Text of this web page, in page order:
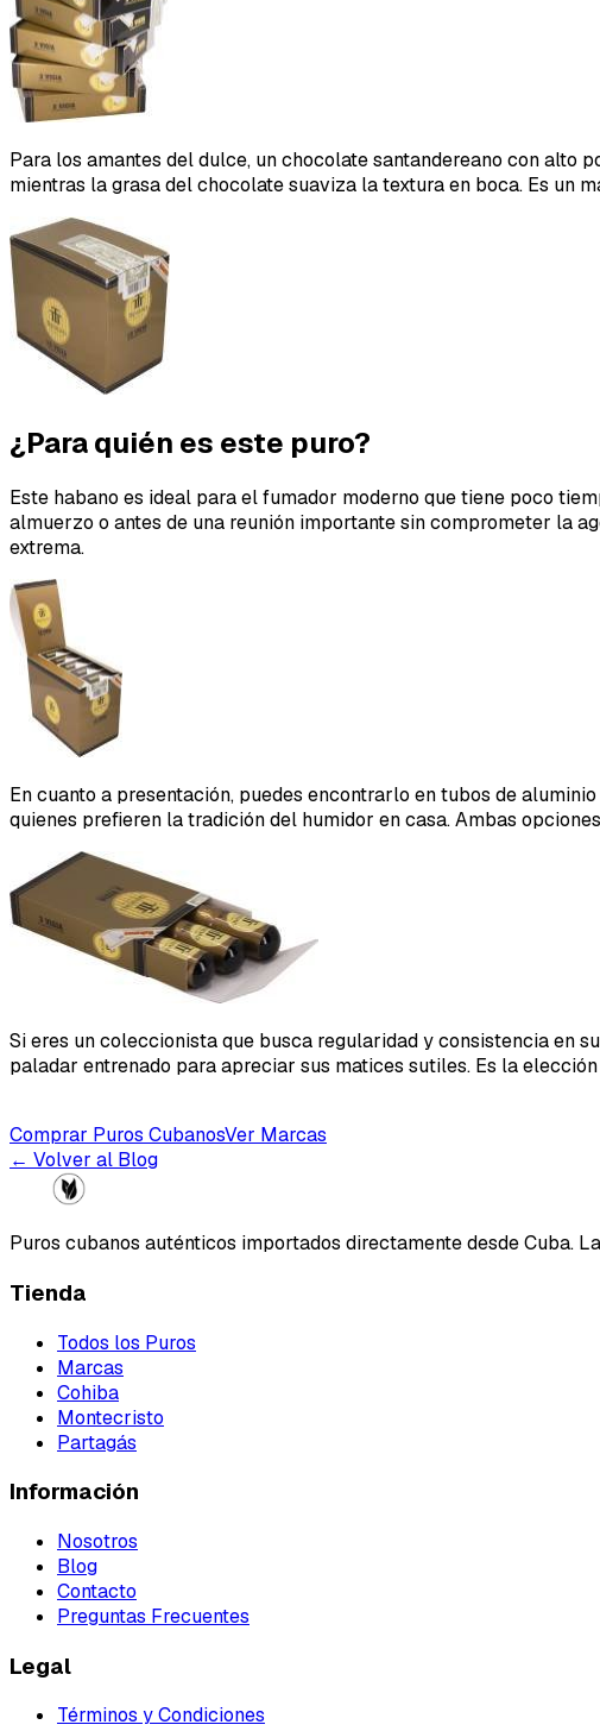
Para los amantes del dulce, un chocolate santandereano con alto
mientras la grasa del chocolate suaviza la textura en boca. Es un
¿Para quién es este puro?
Este habano es ideal para el fumador moderno que tiene poco
almuerzo o antes de una reunión importante sin comprometer la
extrema.
En cuanto a presentación, puedes encontrarlo en tubos de
quienes prefieren la tradición del humidor en casa. Ambas
Si eres un coleccionista que busca regularidad y consistencia en
paladar entrenado para apreciar sus matices sutiles. Es la
Comprar Puros CubanosVer Marcas
← Volver al Blog
Puros cubanos auténticos importados directamente desde Cuba.
Tienda
Todos los Puros
Marcas
Cohiba
Montecristo
Partagás
Información
Nosotros
Blog
Contacto
Preguntas Frecuentes
Legal
Términos y Condiciones